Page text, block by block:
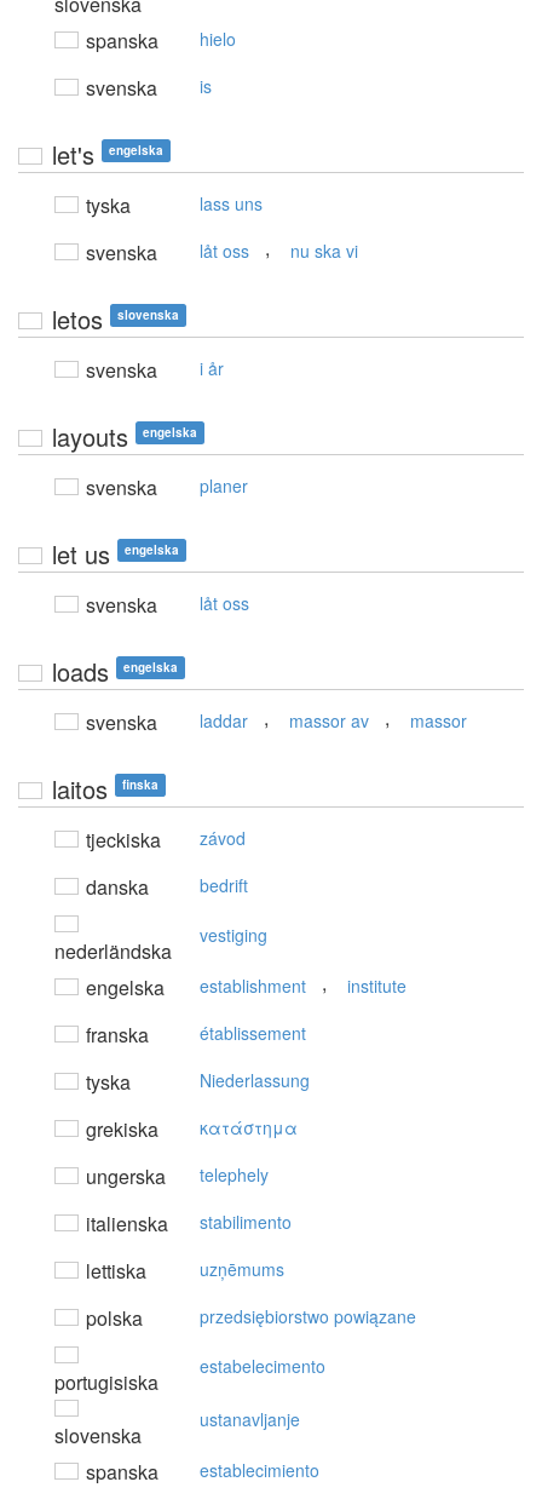
spanska hielo
svenska is
let's engelska
tyska lass uns
svenska låt oss , nu ska vi
letos slovenska
svenska i år
layouts engelska
svenska planer
let us engelska
svenska låt oss
loads engelska
svenska laddar , massor av , massor
laitos finska
tjeckiska závod
danska bedrift
nederländska
vestiging
engelska establishment , institute
franska établissement
tyska Niederlassung
grekiska κατάστημα
ungerska telephely
italienska stabilimento
lettiska uzņēmums
polska przedsiębiorstwo powiązane
portugisiska
estabelecimento
slovenska
ustanavljanje
spanska establecimiento